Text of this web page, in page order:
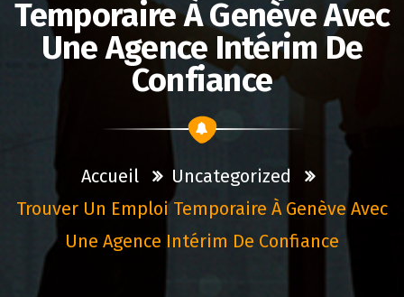
Temporaire À Genève Avec
Une Agence Intérim De
Confiance
Accueil
Uncategorized
Trouver Un Emploi Temporaire À Genève Avec
Une Agence Intérim De Confiance